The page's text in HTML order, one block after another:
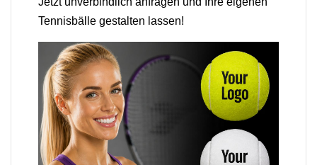
Tennisbälle gestalten lassen!